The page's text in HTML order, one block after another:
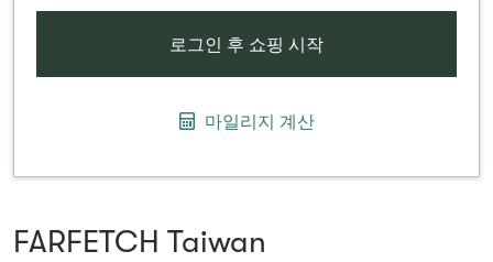
로그인 후 쇼핑 시작
마일리지 계산
FARFETCH Taiwan